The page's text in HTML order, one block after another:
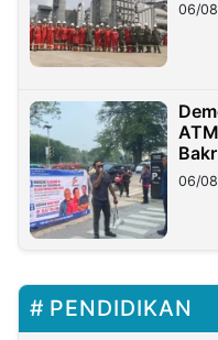
06/
06/
PENDIDIKAN